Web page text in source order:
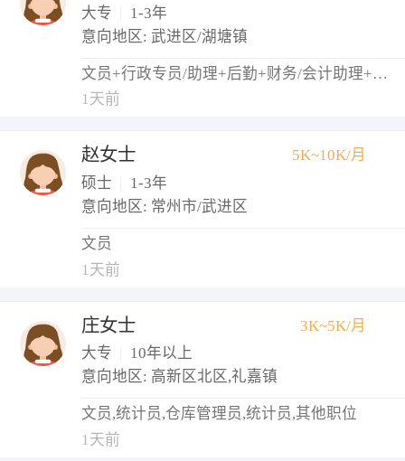
大专
1-3年
意向地区: 武进区/湖塘镇
文员+行政专员/助理+后勤+财务/会计助理+出纳
1天前
赵女士
5K~10K/月
硕士
1-3年
意向地区: 常州市/武进区
文员
1天前
庄女士
3K~5K/月
大专
10年以上
意向地区: 高新区北区,礼嘉镇
文员,统计员,仓库管理员,统计员,其他职位
1天前